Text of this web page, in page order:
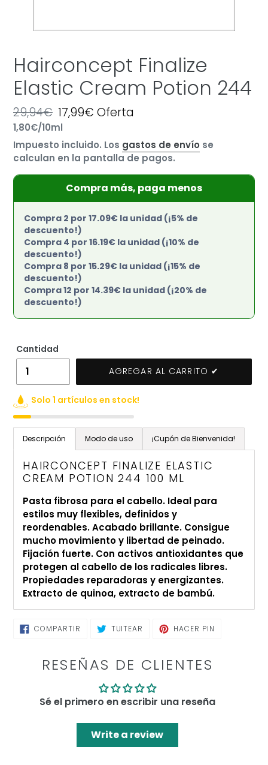
Hairconcept Finalize
Elastic Cream Potion 244
Precio
habitual
29,94€ Precio
de
oferta
17,99€Oferta
Precio
unitario
1,80€/por
10ml
Impuesto incluido. Los gastos de envío se
calculan en la pantalla de pagos.
Compra más, paga menos
Compra 2 por 17.09€ la unidad (¡5% de
descuento!)
Compra 4 por 16.19€ la unidad (¡10% de
descuento!)
Compra 8 por 15.29€ la unidad (¡15% de
descuento!)
Compra 12 por 14.39€ la unidad (¡20% de
descuento!)
Cantidad
AGREGAR AL CARRITO ✔
Solo 1 artículos en stock!
de
compra
Descripción Modo de uso ¡Cupón de Bienvenida!
HAIRCONCEPT FINALIZE ELASTIC
CREAM POTION 244 100 ML
Pasta fibrosa para el cabello. Ideal para
estilos muy flexibles, definidos y
reordenables. Acabado brillante. Consigue
mucho movimiento y libertad de peinado.
Fijación fuerte. Con activos antioxidantes que
protegen al cabello de los radicales libres.
Propiedades reparadoras y energizantes.
Extracto de quinoa, extracto de bambú.
COMPARTIR COMPARTIRTUITEAR TUITEARHACER PIN
RESEÑAS DE CLIENTES
Sé el primero en escribir una reseña
Write a review